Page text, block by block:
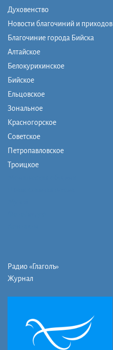
Духовенство
Новости благочиний и приходов
Благочиние города Бийска
Алтайское
Белокурихинское
Бийское
Ельцовское
Зональное
Красногорское
Советское
Петропавловское
Троицкое
Радио «Глаголъ»
Журнал